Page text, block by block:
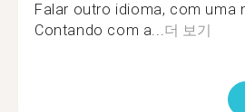
Falar outro idioma, com uma
Contando com a...더 보기